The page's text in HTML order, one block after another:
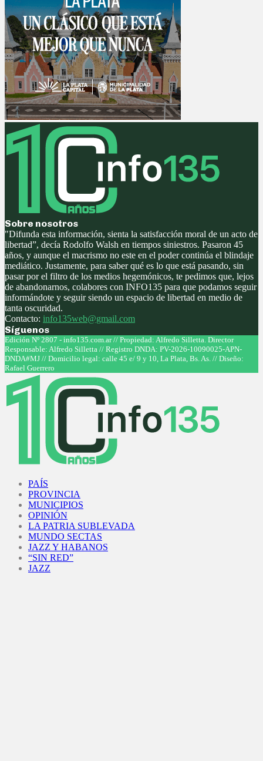
Sobre nosotros
"Difunda esta información, sienta la satisfacción moral de un acto de
libertad”, decía Rodolfo Walsh en tiempos siniestros. Pasaron 45
años, y aunque el macrismo no este en el poder continúa el blindaje
mediático. Justamente, para saber qué es lo que está pasando, sin
pasar por el filtro de los medios hegemónicos, te pedimos que, lejos
de abandonarnos, colabores con INFO135 para que podamos seguir
informándote y seguir siendo un espacio de libertad en medio de
tanta oscuridad.
Contacto: info135web@gmail.com
Síguenos
Facebook
Twitter
Instagram
Youtube
Edición Nº 2807 - info135.com.ar // Propiedad: Alfredo Silletta. Director
Responsable: Alfredo Silletta // Registro DNDA: PV-2026-10090025-APN-
DNDA#MJ // Domicilio legal: calle 45 e/ 9 y 10, La Plata, Bs. As. // Diseño:
Rafael Guerrero
PAÍS
PROVINCIA
MUNICIPIOS
OPINIÓN
LA PATRIA SUBLEVADA
MUNDO SECTAS
JAZZ Y HABANOS
“SIN RED”
JAZZ